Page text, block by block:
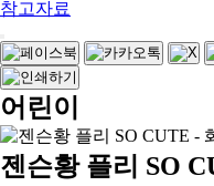
참고자료
어린이
젠슨황 플리 SO